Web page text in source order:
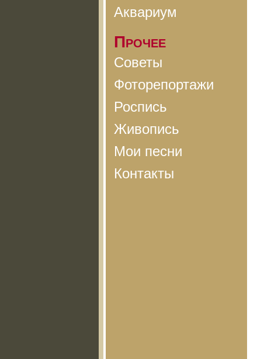
Аквариум
Прочее
Советы
Фоторепортажи
Роспись
Живопись
Мои песни
Контакты